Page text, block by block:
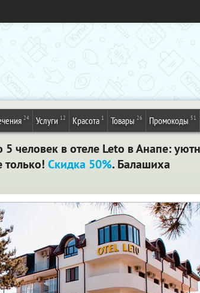
24 Услуги 12 Красота 1 Товары 26 Промокоды 51
человек в отеле Leto в Анапе:
только! Скидка 50%. Балашиха